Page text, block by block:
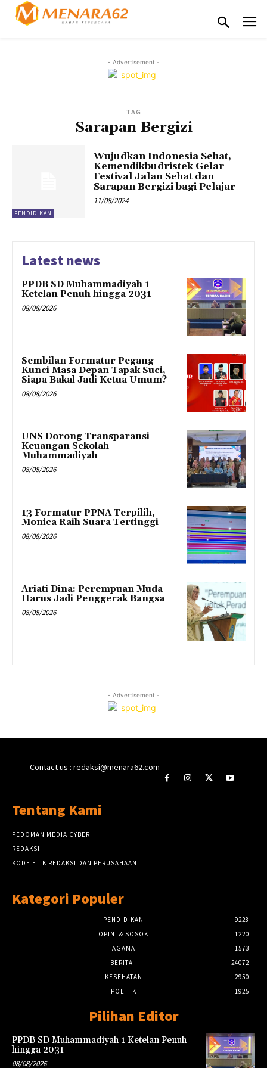
- Advertisement -
TAG
Sarapan Bergizi
PENDIDIKAN
Wujudkan Indonesia Sehat,
Kemendikbudristek Gelar
Festival Jalan Sehat dan
Sarapan Bergizi bagi Pelajar
11/08/2024
Latest news
PPDB SD Muhammadiyah 1
Ketelan Penuh hingga 2031
08/08/2026
Sembilan Formatur Pegang
Kunci Masa Depan Tapak Suci,
Siapa Bakal Jadi Ketua Umum?
08/08/2026
UNS Dorong Transparansi
Keuangan Sekolah
Muhammadiyah
08/08/2026
13 Formatur PPNA Terpilih,
Monica Raih Suara Tertinggi
08/08/2026
Ariati Dina: Perempuan Muda
Harus Jadi Penggerak Bangsa
08/08/2026
- Advertisement -
Contact us : redaksi@menara62.com
Tentang Kami
PEDOMAN MEDIA CYBER
REDAKSI
KODE ETIK REDAKSI DAN PERUSAHAAN
Kategori Populer
PENDIDIKAN
9228
OPINI & SOSOK
1220
AGAMA
1573
BERITA
24072
KESEHATAN
2950
POLITIK
1925
Pilihan Editor
PPDB SD Muhammadiyah 1 Ketelan Penuh
hingga 2031
08/08/2026